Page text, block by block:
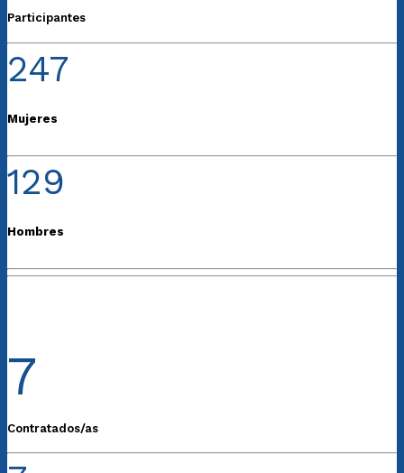
Participantes
247
Mujeres
129
Hombres
7
Contratados/as